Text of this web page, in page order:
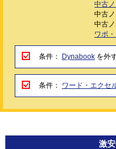
中古
中古
中古
ワポ
条件： Dynabook を外
条件： ワード・エクセ
激安